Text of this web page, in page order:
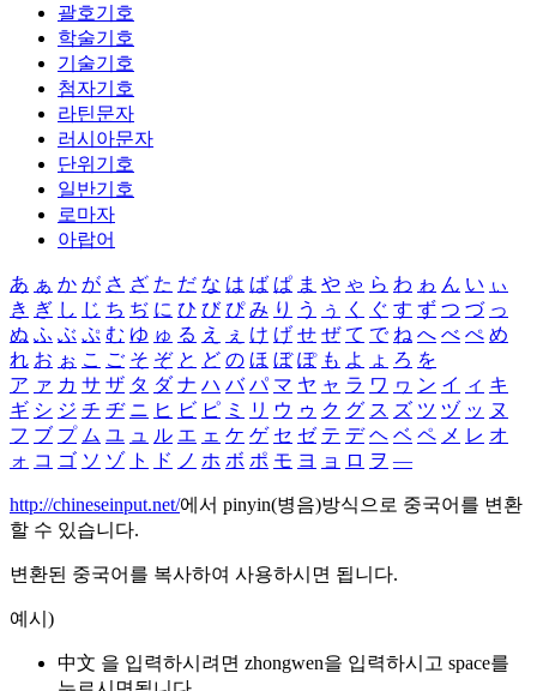
괄호기호
학술기호
기술기호
첨자기호
라틴문자
러시아문자
단위기호
일반기호
로마자
아랍어
あ ぁ か が さ ざ た だ な は ば ぱ ま や ゃ ら わ ゎ ん い ぃ
き ぎ し じ ち ぢ に ひ び ぴ み り う ぅ く ぐ す ず つ づ っ
ぬ ふ ぶ ぷ む ゆ ゅ る え ぇ け げ せ ぜ て で ね へ べ ぺ め
れ お ぉ こ ご そ ぞ と ど の ほ ぼ ぽ も よ ょ ろ を
ア ァ カ サ ザ タ ダ ナ ハ バ パ マ ヤ ャ ラ ワ ヮ ン イ ィ キ
ギ シ ジ チ ヂ ニ ヒ ビ ピ ミ リ ウ ゥ ク グ ス ズ ツ ヅ ッ ヌ
フ ブ プ ム ユ ュ ル エ ェ ケ ゲ セ ゼ テ デ ヘ ベ ペ メ レ オ
ォ コ ゴ ソ ゾ ト ド ノ ホ ボ ポ モ ヨ ョ ロ ヲ ―
http://chineseinput.net/에서 pinyin(병음)방식으로 중국어를 변환
할 수 있습니다.
변환된 중국어를 복사하여 사용하시면 됩니다.
예시)
中文 을 입력하시려면 zhongwen을 입력하시고 space를